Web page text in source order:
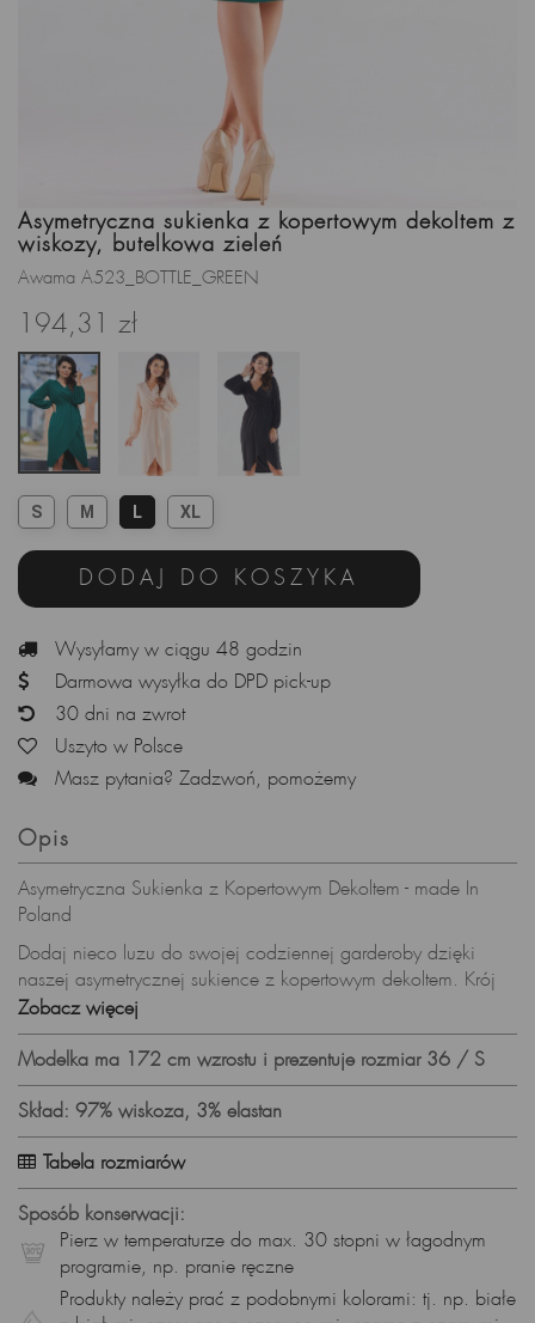
Asymetryczna sukienka z kopertowym dekoltem z
wiskozy, butelkowa zieleń
Awama A523_BOTTLE_GREEN
194,31 zł
S M L XL
DODAJ DO KOSZYKA
Wysyłamy w ciągu 48 godzin
Darmowa wysyłka do DPD pick-up
30 dni na zwrot
Uszyto w Polsce
Masz pytania? Zadzwoń, pomożemy
Opis
Asymetryczna Sukienka z Kopertowym Dekoltem - made In
Poland
Dodaj nieco luzu do swojej codziennej garderoby dzięki
naszej asymetrycznej sukience z kopertowym dekoltem. Krój
sukienki eksponuje nogi, a jednocześnie zachowuje
casualowy fason, idealny na co dzień. Długie szerokie
rękawy zakończone gumką dodają subtelności, a elastyczna
wiskoza (95% wiskoza, 5% elastan) gwarantuje komfort
noszenia. Wyprodukowana w Polsce, ta sukienka to synonim
polskiego rzemiosła krawieckiego i modowego stylu.
Asymetryczny Krój - Elegancja w Ruchu:
Asymetryczny krój sukienki dodaje jej elegancji, jednocześnie
pozwalając na swobodę ruchu.
Kopertowy Dekolt - Subtelna Ekspozycja Biustu:
Kopertowy dekolt sukienki subtelnie eksponuje biust, dodając
Zobacz więcej
Modelka ma 172 cm wzrostu i prezentuje rozmiar 36 / S
Skład: 97% wiskoza, 3% elastan
Tabela rozmiarów
Sposób konserwacji:
Pierz w temperaturze do max. 30 stopni w łagodnym
programie, np. pranie ręczne
Produkty należy prać z podobnymi kolorami: tj. np. białe